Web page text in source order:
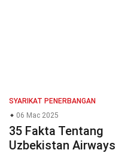
SYARIKAT PENERBANGAN
06 Mac 2025
35 Fakta Tentang
Uzbekistan Airways